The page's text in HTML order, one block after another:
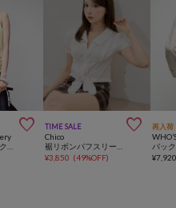
 TIME SALE 
Chico
¥3,850 (49%OFF)
再入荷
¥